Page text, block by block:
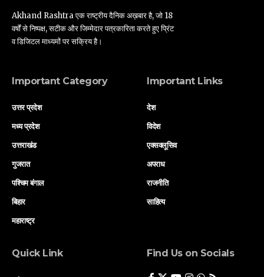
Akhand Rashtra एक राष्ट्रीय दैनिक अख़बार है, जो 18
वर्षों से निष्पक्ष, सटीक और जिम्मेदार पत्रकारिता करते हुए प्रिंट
व डिजिटल माध्यमों पर सक्रिय है।
Important Category
उत्तर प्रदेश
मध्य प्रदेश
उत्तराखंड
गुजरात
पश्चिम बंगाल
बिहार
महाराष्ट्र
Important Links
देश
विदेश
एक्सक्लूसिव
अपराध
राजनीति
साहित्य
Quick Link Find Us on Socials